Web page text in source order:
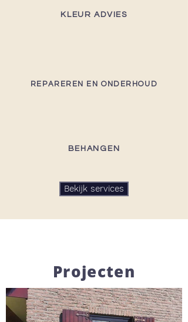
Bekijk services
REPAREREN EN ONDERHOUD
BEHANGEN
KLEUR ADVIES
Projecten